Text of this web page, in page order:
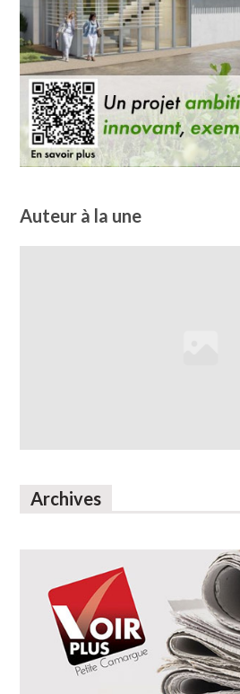
Auteur à la une
Archives